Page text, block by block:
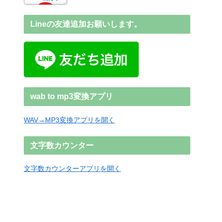
Lineの友達追加お願いします。
wab to mp3変換アプリ
WAV→MP3変換アプリを開く
文字数カウンター
文字数カウンターアプリを開く